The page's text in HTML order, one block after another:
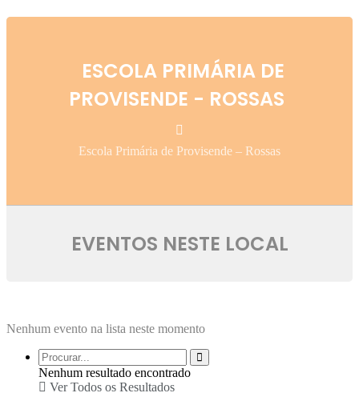
ESCOLA PRIMÁRIA DE
PROVISENDE - ROSSAS
Escola Primária de Provisende – Rossas
EVENTOS NESTE LOCAL
Nenhum evento na lista neste momento
Nenhum resultado encontrado
Ver Todos os Resultados